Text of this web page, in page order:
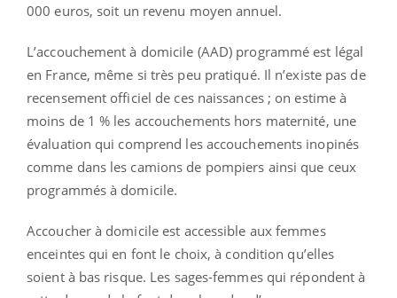
000 euros, soit un revenu moyen annuel.
L’accouchement à domicile (AAD) programmé est légal
en France, même si très peu pratiqué. Il n’existe pas de
recensement officiel de ces naissances ; on estime à
moins de 1 % les accouchements hors maternité, une
évaluation qui comprend les accouchements inopinés
comme dans les camions de pompiers ainsi que ceux
programmés à domicile.
Accoucher à domicile est accessible aux femmes
enceintes qui en font le choix, à condition qu’elles
soient à bas risque. Les sages-femmes qui répondent à